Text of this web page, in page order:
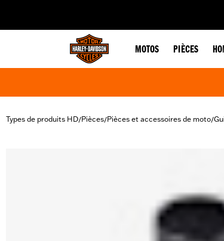
MOTOS PIÈCES
Types de produits HD/Pièces/Pièces et accessoires de moto/